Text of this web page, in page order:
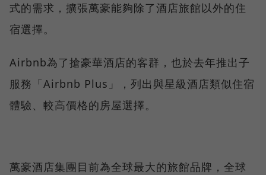
式的需求，擴張萬豪能夠除了酒店旅館以外的住
宿選擇。
Airbnb為了搶豪華酒店的客群，也於去年推出子
服務「Airbnb Plus」，列出與星級酒店類似住宿
體驗、較高價格的房屋選擇。
萬豪酒店集團目前為全球最大的旅館品牌，全球